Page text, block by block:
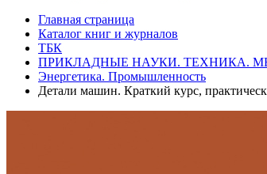
Главная страница
Каталог книг и журналов
ТБК
ПРИКЛАДНЫЕ НАУКИ. ТЕХНИКА.
Энергетика. Промышленность
Детали машин. Краткий курс,